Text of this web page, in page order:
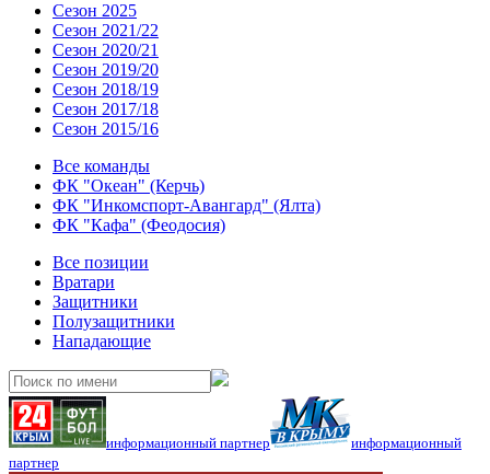
Сезон 2025
Сезон 2021/22
Сезон 2020/21
Сезон 2019/20
Сезон 2018/19
Сезон 2017/18
Сезон 2015/16
Все команды
ФК "Океан" (Керчь)
ФК "Инкомспорт-Авангард" (Ялта)
ФК "Кафа" (Феодосия)
Все позиции
Вратари
Защитники
Полузащитники
Нападающие
информационный партнер
информационный
партнер